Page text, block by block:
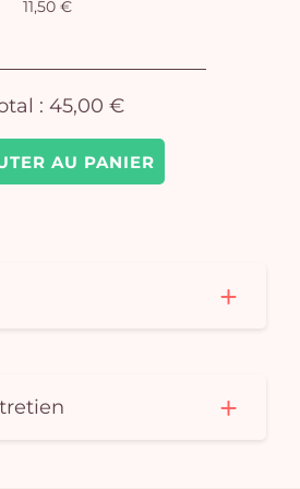
AU PANIER
11,50 €
: 45,00 €